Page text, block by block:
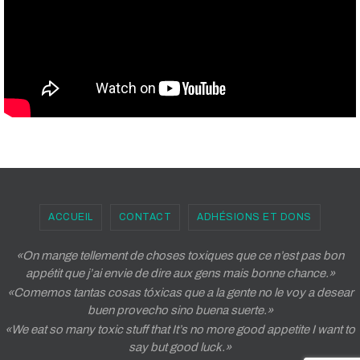
ACCUEIL CONTACT ADHÉSIONS ET DONS
«On mange tellement de choses toxiques que ce n’est pas bon
appétit que j’ai envie de dire aux gens mais bonne chance.»
«Comemos tantas cosas tóxicas que a la gente no le voy a desear
buen provecho sino buena suerte.»
«We eat so many toxic stuff that It’s no more good appetite I want to
say but good luck.»